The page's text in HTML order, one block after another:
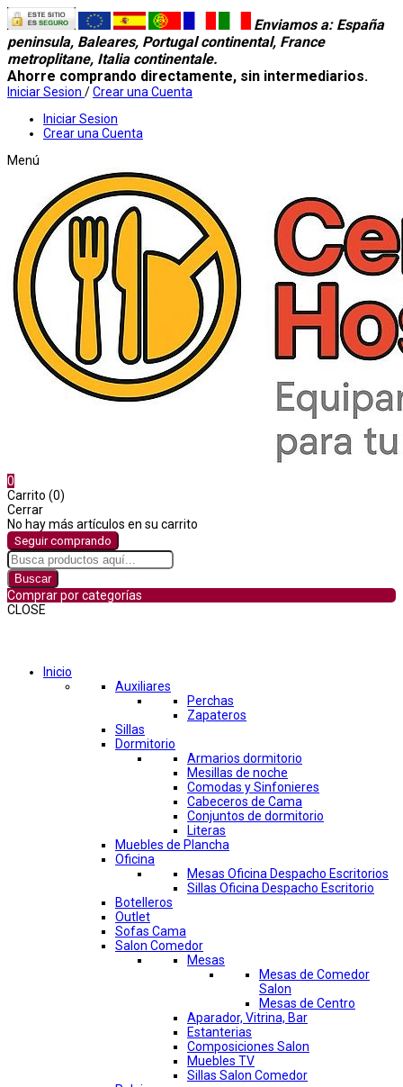
Enviamos a: España
peninsula, Baleares, Portugal continental, France
metroplitane, Italia continentale.
Ahorre comprando directamente, sin intermediarios.
Iniciar Sesion /Crear una Cuenta
Iniciar Sesion
Crear una Cuenta
Menú
0
Carrito (0)
Cerrar
No hay más artículos en su carrito
Seguir comprando
Buscar
Comprar por categorías
CLOSE
Inicio
Auxiliares
Perchas
Zapateros
Sillas
Dormitorio
Armarios dormitorio
Mesillas de noche
Comodas y Sinfonieres
Cabeceros de Cama
Conjuntos de dormitorio
Literas
Muebles de Plancha
Oficina
Mesas Oficina Despacho Escritorios
Sillas Oficina Despacho Escritorio
Botelleros
Outlet
Sofas Cama
Salon Comedor
Mesas
Mesas de Comedor
Salon
Mesas de Centro
Aparador, Vitrina, Bar
Estanterias
Composiciones Salon
Muebles TV
Sillas Salon Comedor